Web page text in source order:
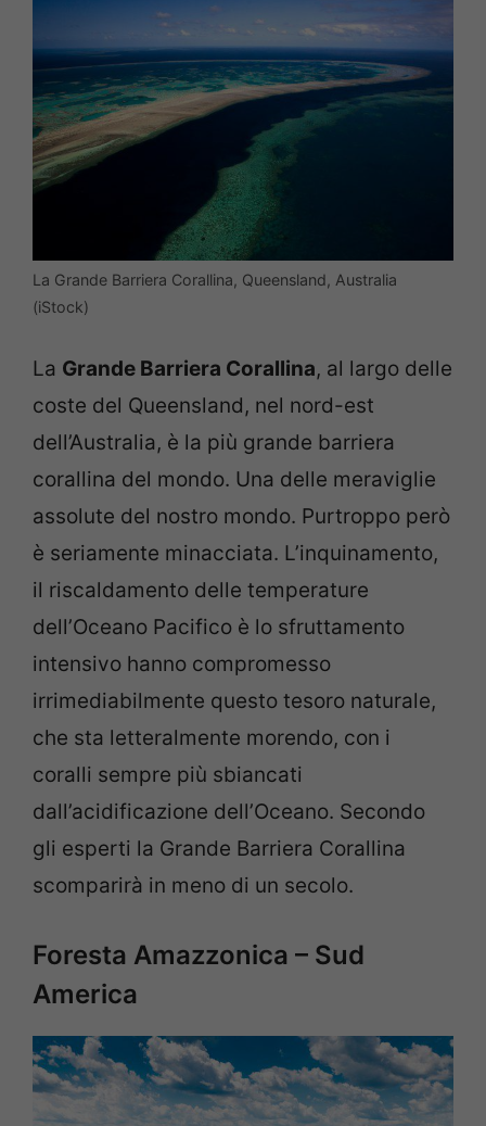
La Grande Barriera Corallina, Queensland, Australia
(iStock)
La Grande Barriera Corallina, al largo delle
coste del Queensland, nel nord-est
dell’Australia, è la più grande barriera
corallina del mondo. Una delle meraviglie
assolute del nostro mondo. Purtroppo però
è seriamente minacciata. L’inquinamento,
il riscaldamento delle temperature
dell’Oceano Pacifico è lo sfruttamento
intensivo hanno compromesso
irrimediabilmente questo tesoro naturale,
che sta letteralmente morendo, con i
coralli sempre più sbiancati
dall’acidificazione dell’Oceano. Secondo
gli esperti la Grande Barriera Corallina
scomparirà in meno di un secolo.
Foresta Amazzonica – Sud
America